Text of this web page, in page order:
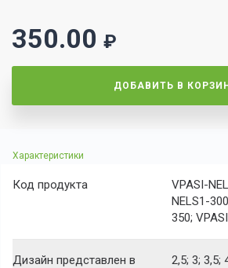
350.00 ₽
ДОБАВИТЬ В
Характеристики
Код продукта
VPASI-
NELS1-
350;
Дизайн представлен в
2,5; 3; 3,5;